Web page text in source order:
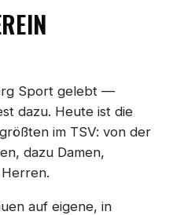
Sport gelebt —
dazu. Heute ist die
im TSV: von der
dazu Damen,
auf eigene, in